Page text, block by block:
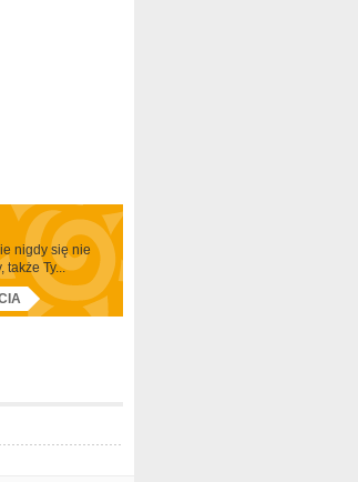
nigdy się nie
także Ty...